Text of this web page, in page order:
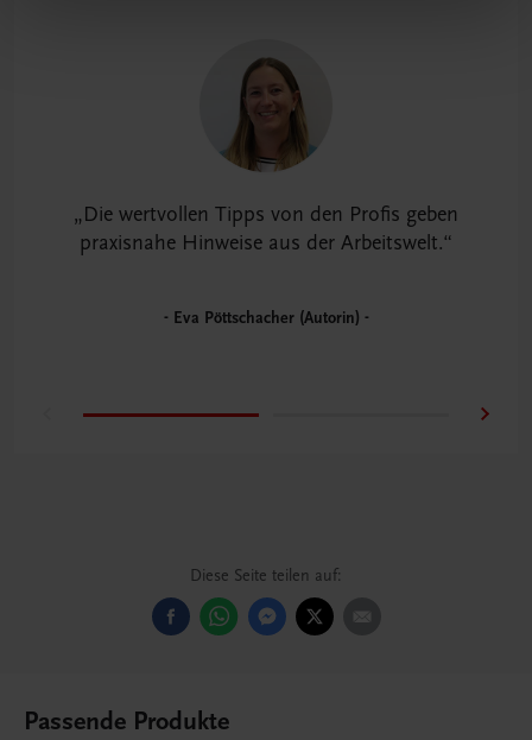
Die wertvollen Tipps von den Profis geben
praxisnahe Hinweise aus der Arbeitswelt.
Eva Pöttschacher (Autorin)
Diese Seite teilen auf:
Passende Produkte